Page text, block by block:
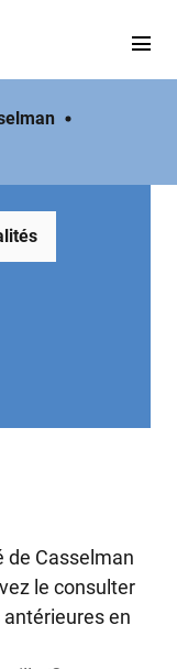
de Casselman
le consulter
en